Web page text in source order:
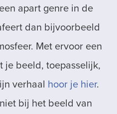
apart genre in de
dan bijvoorbeeld
Met ervoor een
je beeld, toepasselijk,
verhaal hoor je hier.
bij het beeld van